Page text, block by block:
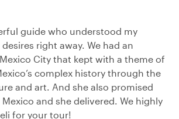
guide who understood my
right away. We had an
City that kept with a theme of
complex history through the
and art. And she also promised
and she delivered. We highly
for your tour!